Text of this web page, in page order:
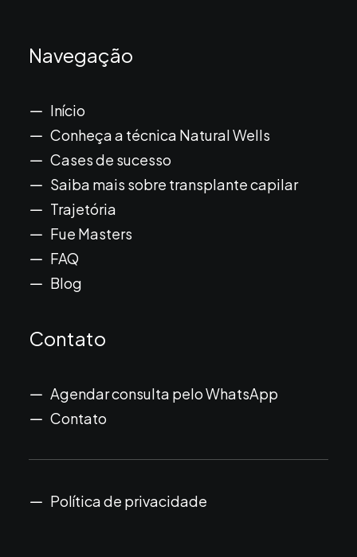
Navegação
Início
Conheça a técnica Natural Wells
Cases de sucesso
Saiba mais sobre transplante capilar
Trajetória
Fue Masters
FAQ
Blog
Contato
Agendar consulta pelo WhatsApp
Contato
Política de privacidade